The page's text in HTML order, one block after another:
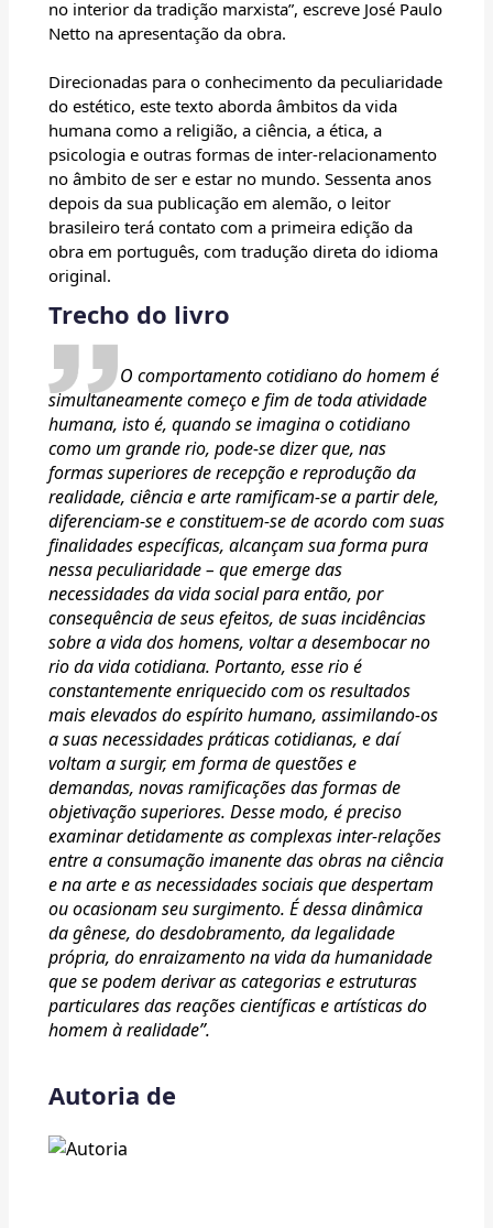
no interior da tradição marxista”, escreve José Paulo
Netto na apresentação da obra.
Direcionadas para o conhecimento da peculiaridade
do estético, este texto aborda âmbitos da vida
humana como a religião, a ciência, a ética, a
psicologia e outras formas de inter-relacionamento
no âmbito de ser e estar no mundo. Sessenta anos
depois da sua publicação em alemão, o leitor
brasileiro terá contato com a primeira edição da
obra em português, com tradução direta do idioma
original.
Trecho do livro
O comportamento cotidiano do homem é
simultaneamente começo e fim de toda atividade
humana, isto é, quando se imagina o cotidiano
como um grande rio, pode-se dizer que, nas
formas superiores de recepção e reprodução da
realidade, ciência e arte ramificam-se a partir dele,
diferenciam-se e constituem-se de acordo com suas
finalidades específicas, alcançam sua forma pura
nessa peculiaridade – que emerge das
necessidades da vida social para então, por
consequência de seus efeitos, de suas incidências
sobre a vida dos homens, voltar a desembocar no
rio da vida cotidiana. Portanto, esse rio é
constantemente enriquecido com os resultados
mais elevados do espírito humano, assimilando-os
a suas necessidades práticas cotidianas, e daí
voltam a surgir, em forma de questões e
demandas, novas ramificações das formas de
objetivação superiores. Desse modo, é preciso
examinar detidamente as complexas inter-relações
entre a consumação imanente das obras na ciência
e na arte e as necessidades sociais que despertam
ou ocasionam seu surgimento. É dessa dinâmica
da gênese, do desdobramento, da legalidade
própria, do enraizamento na vida da humanidade
que se podem derivar as categorias e estruturas
particulares das reações científicas e artísticas do
homem à realidade”.
Autoria de